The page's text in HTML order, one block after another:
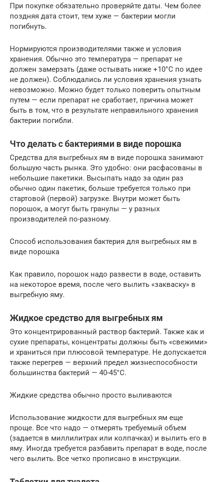
При покупке обязательно проверяйте даты. Чем более
поздняя дата стоит, тем хуже — бактерии могли
погибнуть.
Нормируются производителями также и условия
хранения. Обычно это температура — препарат не
должен замерзать (даже остывать ниже +10°C по идее
не должен). Соблюдались ли условия хранения узнать
невозможно. Можно будет только поверить опытным
путем — если препарат не сработает, причина может
быть в том, что в результате неправильного хранения
бактерии погибли.
Что делать с бактериями в виде порошка
Средства для выгребных ям в виде порошка занимают
большую часть рынка. Это удобно: они расфасованы в
небольшие пакетики. Высыпать надо за один раз
обычно один пакетик, больше требуется только при
стартовой (первой) загрузке. Внутри может быть
порошок, а могут быть гранулы — у разных
производителей по-разному.
Способ использования бактерия для выгребных ям в
виде порошка
Как правило, порошок надо развести в воде, оставить
на некоторое время, после чего вылить «закваску» в
выгребную яму.
Жидкое средство для выгребных ям
Это концентрированный раствор бактерий. Также как и
сухие препараты, концентраты должны быть «свежими»
и храниться при плюсовой температуре. Не допускается
также перегрев — верхний предел жизнеспособности
большинства бактерий — 40-45°C.
Жидкие средства обычно просто выливаются
Использование жидкости для выгребных ям еще
проще. Все что надо — отмерять требуемый объем
(задается в миллилитрах или колпачках) и вылить его в
яму. Иногда требуется разбавить препарат в воде, после
чего вылить. Все четко прописано в инструкции.